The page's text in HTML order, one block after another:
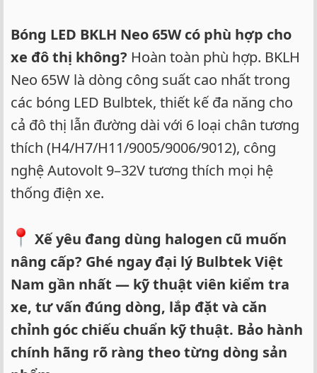
Bóng LED BKLH Neo 65W có phù hợp cho
xe đô thị không? Hoàn toàn phù hợp. BKLH
Neo 65W là dòng công suất cao nhất trong
các bóng LED Bulbtek, thiết kế đa năng cho
cả đô thị lẫn đường dài với 6 loại chân tương
thích (H4/H7/H11/9005/9006/9012), công
nghệ Autovolt 9–32V tương thích mọi hệ
thống điện xe.
Xế yêu đang dùng halogen cũ muốn
nâng cấp? Ghé ngay đại lý Bulbtek Việt
Nam gần nhất — kỹ thuật viên kiểm tra
xe, tư vấn đúng dòng, lắp đặt và căn
chỉnh góc chiếu chuẩn kỹ thuật. Bảo hành
chính hãng rõ ràng theo từng dòng sản